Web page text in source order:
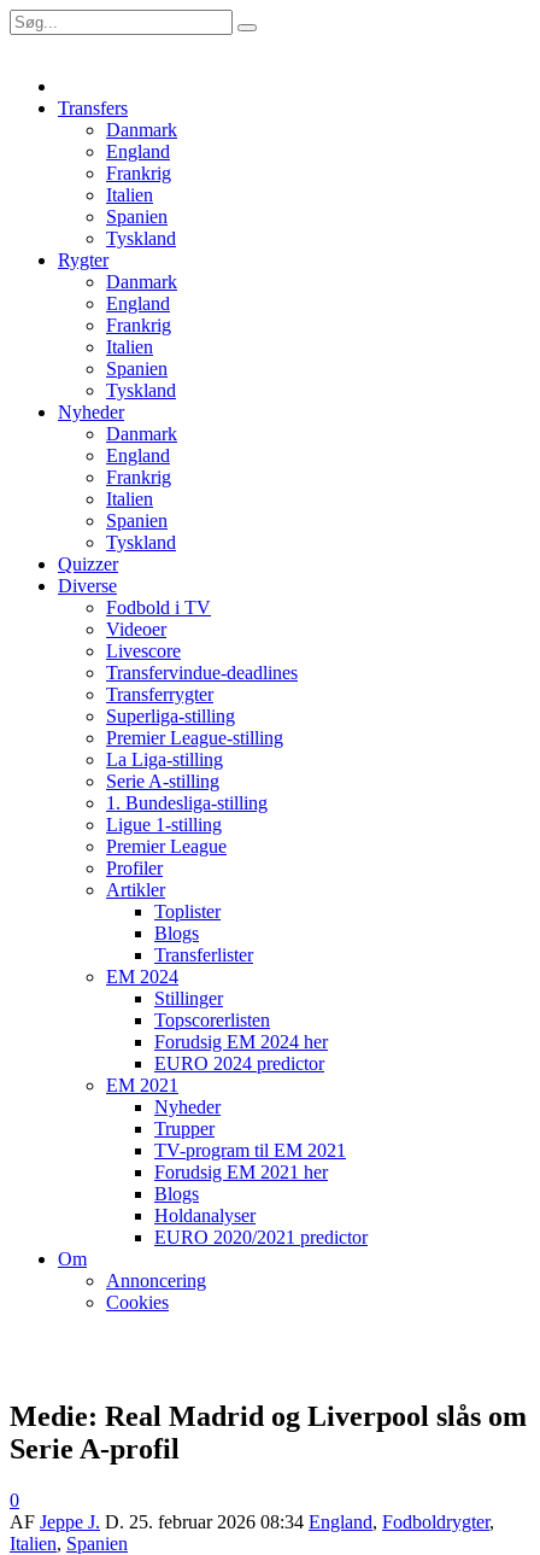
Transfers
Danmark
England
Frankrig
Italien
Spanien
Tyskland
Rygter
Danmark
England
Frankrig
Italien
Spanien
Tyskland
Nyheder
Danmark
England
Frankrig
Italien
Spanien
Tyskland
Quizzer
Diverse
Fodbold i TV
Videoer
Livescore
Transfervindue-deadlines
Transferrygter
Superliga-stilling
Premier League-stilling
La Liga-stilling
Serie A-stilling
1. Bundesliga-stilling
Ligue 1-stilling
Premier League
Profiler
Artikler
Toplister
Blogs
Transferlister
EM 2024
Stillinger
Topscorerlisten
Forudsig EM 2024 her
EURO 2024 predictor
EM 2021
Nyheder
Trupper
TV-program til EM 2021
Forudsig EM 2021 her
Blogs
Holdanalyser
EURO 2020/2021 predictor
Om
Annoncering
Cookies
Medie: Real Madrid og Liverpool slås om
Serie A-profil
0
AF Jeppe J. D. 25. februar 2026 08:34 England, Fodboldrygter,
Italien, Spanien